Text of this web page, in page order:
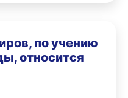
по учению
относится